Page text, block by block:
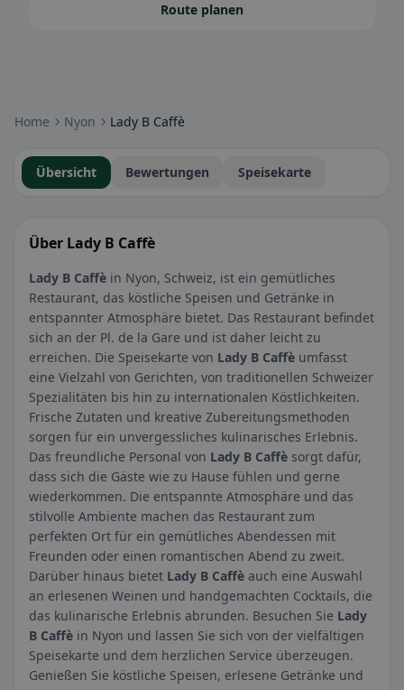
Route planen
Home Nyon Lady B Caffè
Übersicht Bewertungen Speisekarte
Über Lady B Caffè
Lady B Caffè in Nyon, Schweiz, ist ein gemütliches
Restaurant, das köstliche Speisen und Getränke in
entspannter Atmosphäre bietet. Das Restaurant befindet
sich an der Pl. de la Gare und ist daher leicht zu
erreichen. Die Speisekarte von Lady B Caffè umfasst
eine Vielzahl von Gerichten, von traditionellen Schweizer
Spezialitäten bis hin zu internationalen Köstlichkeiten.
Frische Zutaten und kreative Zubereitungsmethoden
sorgen für ein unvergessliches kulinarisches Erlebnis.
Das freundliche Personal von Lady B Caffè sorgt dafür,
dass sich die Gäste wie zu Hause fühlen und gerne
wiederkommen. Die entspannte Atmosphäre und das
stilvolle Ambiente machen das Restaurant zum
perfekten Ort für ein gemütliches Abendessen mit
Freunden oder einen romantischen Abend zu zweit.
Darüber hinaus bietet Lady B Caffè auch eine Auswahl
an erlesenen Weinen und handgemachten Cocktails, die
das kulinarische Erlebnis abrunden. Besuchen Sie Lady
B Caffè in Nyon und lassen Sie sich von der vielfältigen
Speisekarte und dem herzlichen Service überzeugen.
Genießen Sie köstliche Speisen, erlesene Getränke und